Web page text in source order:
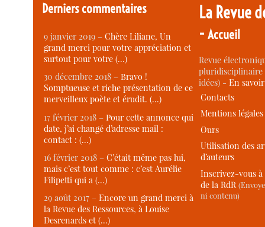
Derniers commentaires
9 janvier 2019 –Chère Liliane, Un
grand merci pour votre appréciation et
surtout pour votre (…)
30 décembre 2018 –Bravo !
Somptueuse et riche présentation de ce
merveilleux poète et érudit. (…)
17 février 2018 –Pour cette annonce qui
date, j’ai changé d’adresse mail :
contact : (…)
16 février 2018 –C’était même pas lui,
mais c’est tout comme : c’est Aurélie
Filipetti qui a (…)
29 août 2017 –Encore un grand merci à
la Revue des Ressources, à Louise
Desrenards et (…)
La Revue
-Accueil
Revue
idées) -En
Contacts
Mentions légales
Ours
Utilisation des
d’auteurs
Inscrivez-vous
de la RdR
ni contenu)